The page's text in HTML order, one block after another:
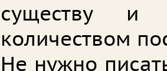
существу и
количеством
Не нужно